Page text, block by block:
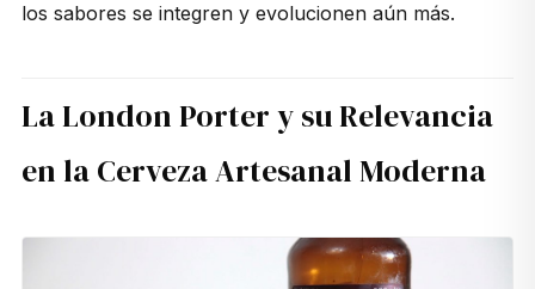
los sabores se integren y evolucionen aún más.
La London Porter y su Relevancia
en la Cerveza Artesanal Moderna